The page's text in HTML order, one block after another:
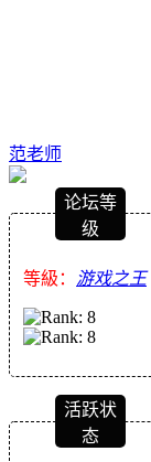
范老师
论坛等
级
等級： 游戏之王
活跃状
态